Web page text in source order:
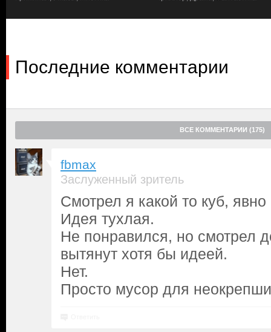
наступило истощение от голода и жажды. Побег осложняется
грязные тайны некоторых пленников всплывут наружу.
девочка-вундеркинд или сильный коп? И поймут ли они, кто и
Последние комментарии
ВСЕ КОММЕНТАРИИ (175)
fbmax
Заслуженный зритель
Смотрел я какой то куб, явно
Идея тухлая.
Не понравился, но смотрел
вытянут хотя бы идеей.
Нет.
Просто мусор для